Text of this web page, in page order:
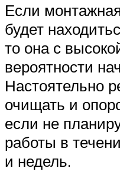
Если
будет
то она с
вероятности
Настоятельно
очищать и
если не
работы в
и недель.